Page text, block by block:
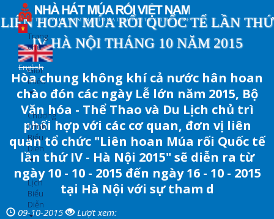
đến
nội
dung
English
Trang
chủ
Giới
thiệu
Chương
Trình
Biểu
Diễn
Lịch
Biểu
Diễn
LIÊN HOAN MÚA RỐI QUỐC TẾ LẦN THỨ
IV HÀ NỘI THÁNG 10 NĂM 2015
Hòa chung không khí cả nước hân hoan
chào đón các ngày Lễ lớn năm 2015, Bộ
Văn hóa - Thể Thao và Du Lịch chủ trì
phối hợp với các cơ quan, đơn vị liên
quan tổ chức "Liên hoan Múa rối Quốc tế
lần thứ IV - Hà Nội 2015" sẽ diễn ra từ
ngày 10 - 10 - 2015 đến ngày 16 - 10 - 2015
tại Hà Nội với sự tham d
09-10-2015
Lượt xem: